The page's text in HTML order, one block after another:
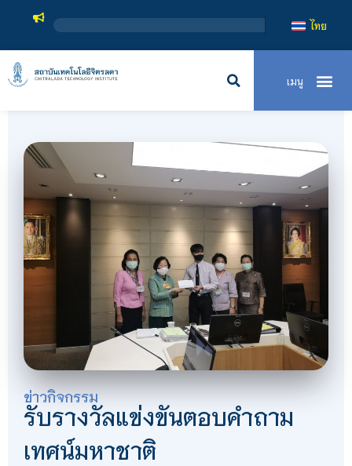
สถาบันเทคโนโ
ไทย
ข่าวกิจกรรม
รับรางวัลแข่งขันตอบคำถาม
เทศน์มหาชาติ